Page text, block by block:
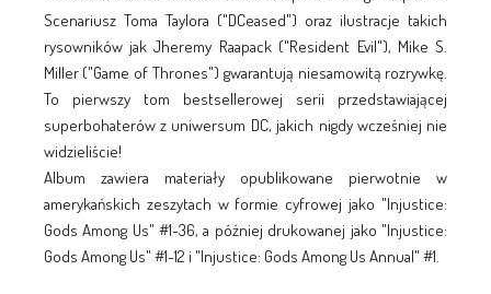
Scenariusz Toma Taylora ("DCeased") oraz ilustracje takich
rysowników jak Jheremy Raapack ("Resident Evil"), Mike S.
Miller ("Game of Thrones") gwarantują niesamowitą rozrywkę.
To pierwszy tom bestsellerowej serii przedstawiającej
superbohaterów z uniwersum DC, jakich nigdy wcześniej nie
widzieliście!
Album zawiera materiały opublikowane pierwotnie w
amerykańskich zeszytach w formie cyfrowej jako "Injustice:
Gods Among Us" #1-36, a później drukowanej jako "Injustice:
Gods Among Us" #1-12 i "Injustice: Gods Among Us Annual" #1.